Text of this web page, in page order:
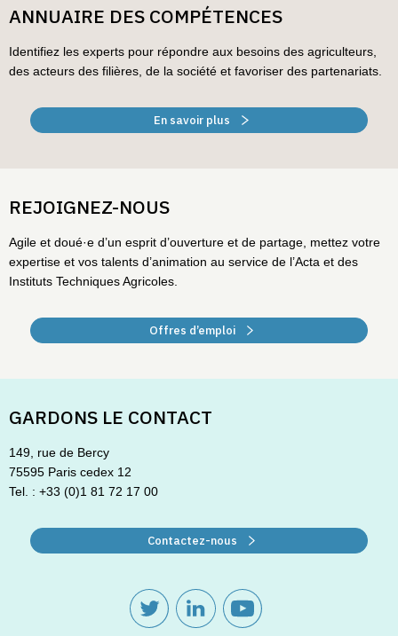
ANNUAIRE DES COMPÉTENCES
Identifiez les experts pour répondre aux besoins des agriculteurs,
des acteurs des filières, de la société et favoriser des partenariats.
En savoir plus
REJOIGNEZ-NOUS
Agile et doué·e d’un esprit d’ouverture et de partage, mettez votre
expertise et vos talents d’animation au service de l’Acta et des
Instituts Techniques Agricoles.
Offres d’emploi
GARDONS LE CONTACT
149, rue de Bercy
75595 Paris cedex 12
Tel. : +33 (0)1 81 72 17 00
Contactez-nous